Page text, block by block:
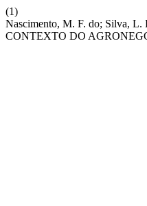
(1)
Nascimento, M. F. do; Silva,
CONTEXTO DO